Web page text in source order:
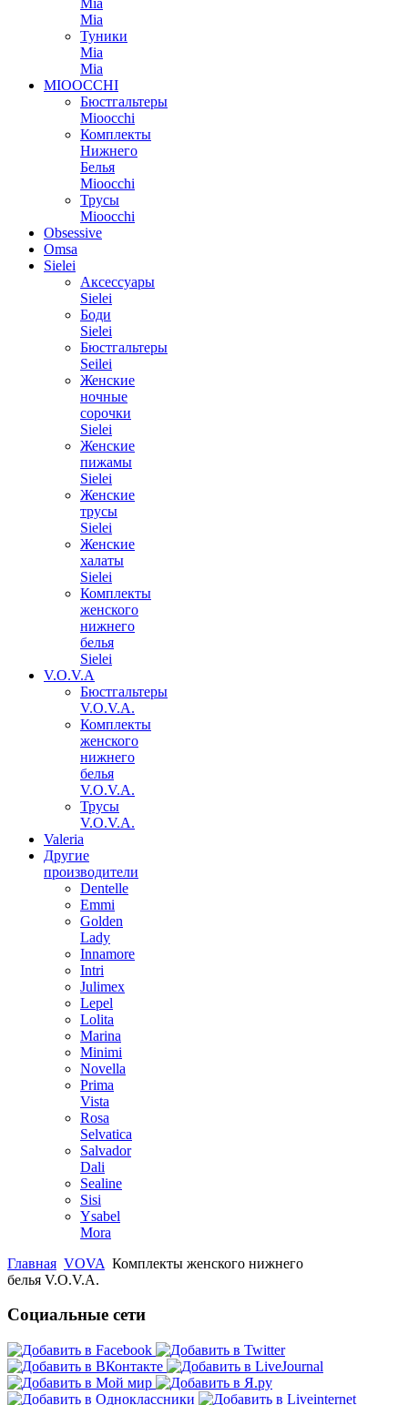
Mia
Туники
Mia
Mia
MIOOCCHI
Бюстгальтеры
Mioocchi
Комплекты
Нижнего
Белья
Mioocchi
Трусы
Mioocchi
Obsessive
Omsa
Sielei
Аксессуары
Sielei
Боди
Sielei
Бюстгальтеры
Seilei
Женские
ночные
сорочки
Sielei
Женские
пижамы
Sielei
Женские
трусы
Sielei
Женские
халаты
Sielei
Комплекты
женского
нижнего
белья
Sielei
V.O.V.A
Бюстгальтеры
V.O.V.A.
Комплекты
женского
нижнего
белья
V.O.V.A.
Трусы
V.O.V.A.
Valeria
Другие
производители
Dentelle
Emmi
Golden
Lady
Innamore
Intri
Julimex
Lepel
Lolita
Marina
Minimi
Novella
Prima
Vista
Rosa
Selvatica
Salvador
Dali
Sealine
Sisi
Ysabel
Mora
Главная VOVA Комплекты женского нижнего
белья V.O.V.A.
Социальные сети